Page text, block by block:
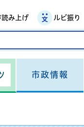
読み上げ ルビ振り
市政情報